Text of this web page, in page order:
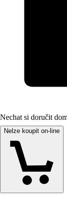
Nechat si doručit
Nelze koupit on-line